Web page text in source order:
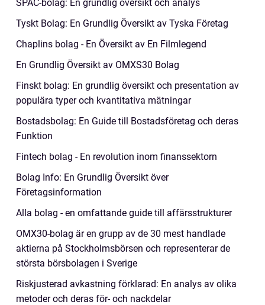
SPAC-bolag: En grundlig översikt och analys
Tyskt Bolag: En Grundlig Översikt av Tyska Företag
Chaplins bolag - En Översikt av En Filmlegend
En Grundlig Översikt av OMXS30 Bolag
Finskt bolag: En grundlig översikt och presentation av
populära typer och kvantitativa mätningar
Bostadsbolag: En Guide till Bostadsföretag och deras
Funktion
Fintech bolag - En revolution inom finanssektorn
Bolag Info: En Grundlig Översikt över
Företagsinformation
Alla bolag - en omfattande guide till affärsstrukturer
OMX30-bolag är en grupp av de 30 mest handlade
aktierna på Stockholmsbörsen och representerar de
största börsbolagen i Sverige
Riskjusterad avkastning förklarad: En analys av olika
metoder och deras för- och nackdelar